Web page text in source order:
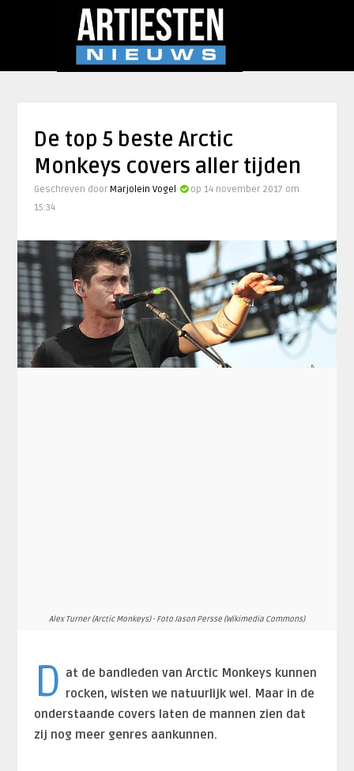
De top 5 beste Arctic
Monkeys covers aller tijden
Geschreven door Marjolein Vogel
op 14 november 2017 om
15:34
Alex Turner (Arctic Monkeys) - Foto Jason Persse (Wikimedia Commons)
D at de bandleden van Arctic Monkeys kunnen
rocken, wisten we natuurlijk wel. Maar in de
onderstaande covers laten de mannen zien dat
zij nog meer genres aankunnen.